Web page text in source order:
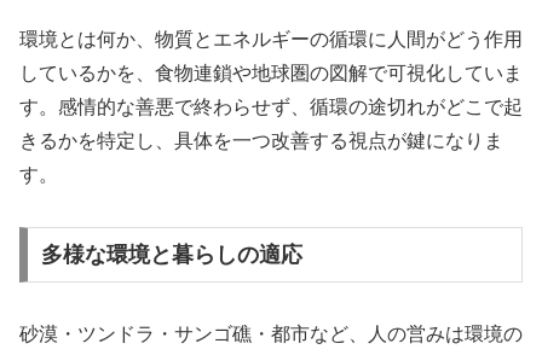
環境とは何か、物質とエネルギーの循環に人間がどう作用
しているかを、食物連鎖や地球圏の図解で可視化していま
す。感情的な善悪で終わらせず、循環の途切れがどこで起
きるかを特定し、具体を一つ改善する視点が鍵になりま
す。
多様な環境と暮らしの適応
砂漠・ツンドラ・サンゴ礁・都市など、人の営みは環境の